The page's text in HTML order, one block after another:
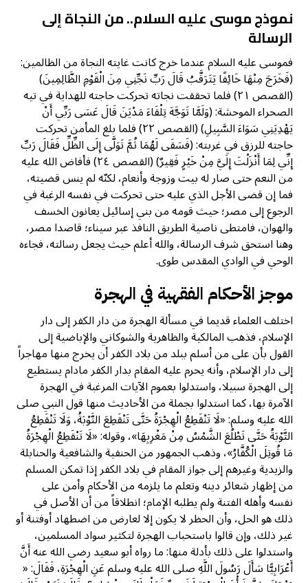
نموذج موسى عليه السلام.. من النجاة إلى
الرسالة
فموسى عليه السلام عندما خرج كانت غايته النجاة من الظالمين:
(فَخَرَجَ مِنْهَا خَائِفًا يَتَرَقَّبُ قَالَ رَبِّ نَجِّنِي مِنَ الْقَوْمِ الظَّالِمِينَ)
(القصص ٢١) فلما تحققت نجاته تحركت حاجته للهداية في تيه
الصحراء الموحشة: (وَلَمَّا تَوَجَّهَ تِلْقَاءَ مَدْيَنَ قَالَ عَسَى رَبِّي أَنْ
يَهْدِيَنِي سَوَاءَ السَّبِيلِ) (القصص ٢٢) فلما بلغ المأمن تحركت
حاجته للرزق في غربته: (فَسَقَى لَهُمَا ثُمَّ تَوَلَّى إِلَى الظِّلِّ فَقَالَ رَبِّ
إِنِّي لِمَا أَنْزَلْتَ إِلَيَّ مِنْ خَيْرٍ فَقِيرٌ) (القصص ٢٤) فأفاض الله عليه
من النعم حتى صار له بيت وزوجة وأنعام، لكنّه لم ينس قضيته،
فما إن قضى الأجل الذي عليه حتى تحركت في نفسه الرغبة في
الرجوع إلى مصر؛ حيث قومه من بني إسائيل يعانون الخسف
والهوان، فامتطى ناصية الطريق النافذ عبر سيناء؛ قاصدا مصر،
وهنا استحق شرف الرسالة، والله أعلم حيث يجعل رسالته، فجاءه
الوحي في الوادي المقدس طوى.
موجز الأحكام الفقهية في الهجرة
اختلف العلماء قديما في مسألة الهجرة من دار الكفر إلى دار
الإسلام، فذهب المالكية والظاهرية والشوكاني والإباضية إلى
القول بأن على من أسلم ببلد من بلاد الكفر أن يخرج منها مهاجراً
إلى دار الإسلام، وأنه يحرم عليه المقام بدار الكفر مادام يستطيع
إلى الهجرة سبيلا، واستدلوا بعموم الآيات المرغبة في الهجرة
الآمرة بها، كما استدلوا بجملة من الأحاديث منها قول النبي صلى
الله عليه وسلم: «لَا تَنْقَطِعُ الْهِجْرَةُ حَتَّى تَنْقَطِعَ التَّوْبَةُ، وَلَا تَنْقَطِعُ
التَّوْبَةُ حَتَّى تَطْلُعَ الشَّمْسُ مِنْ مَغْرِبِهَا»، وقوله: «لَا تَنْقَطِعُ الْهِجْرَةُ
مَا قُوتِلَ الْكُفَّارُ»، وذهب الجمهور من الحنفية والشافعية والحنابلة
والزيدية وغيرهم إلى جواز المقام في بلاد الكفر إذا تمكن المسلم
من إظهار شعائر دينه وتعلم ما يلزمه من الأحكام وأمن على
نفسه وأهله الفتنة ولم يطلبه الإمام؛ انطلاقاً من أن الأصل في
ذلك هو الحل، وأن الحظر لا يكون إلا لعارض من اضطهاد أوفتنة أو
غير ذلك، وإن قالوا باستحباب الهجرة لتكثير سواد المسلمين،
واستدلوا على ذلك بأدلة منها: ما رواه أبو سعيد رضي الله عنه أَنَّ
أَعْرَابِيًّا سَأَلَ رَسُولَ اللَّهِ صلى الله عليه وسلم عَنِ الْهِجْرَةِ، فَقَالَ: «